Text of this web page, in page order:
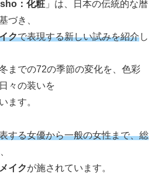
：化粧 」は、日本の伝統的な暦
づき、
クで表現する新しい試みを紹介し
までの72の季節の変化を、色彩
々の装いを
ます。​
する女優から一般の女性まで、総
メイクが施されています。